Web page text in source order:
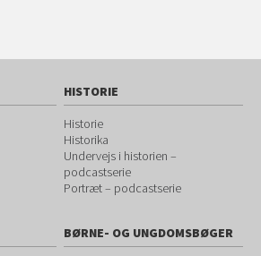
HISTORIE
Historie
Historika
Undervejs i historien –
podcastserie
Portræt – podcastserie
BØRNE- OG UNGDOMSBØGER